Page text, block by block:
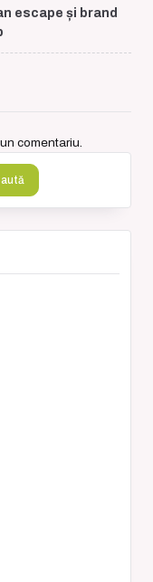
escape și brand
comentariu.